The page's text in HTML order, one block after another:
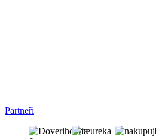
Partneři